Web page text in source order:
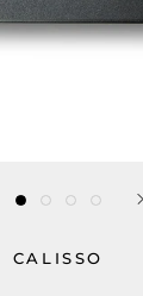
CALISSO